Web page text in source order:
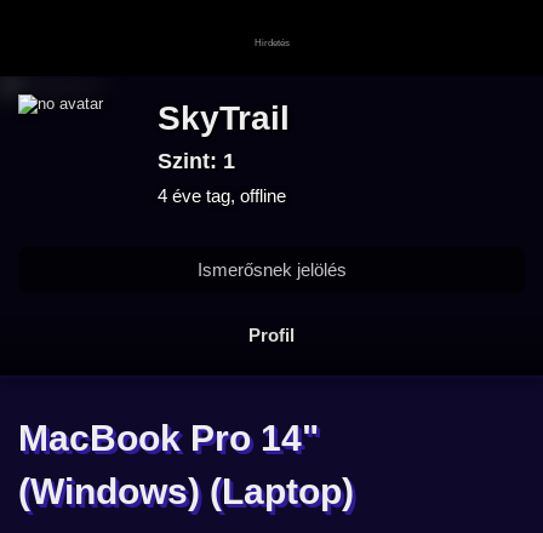
SkyTrail
Szint: 1
4 éve tag, offline
Profil
Ismerősnek jelölés
MacBook Pro 14"
(Windows) (Laptop)